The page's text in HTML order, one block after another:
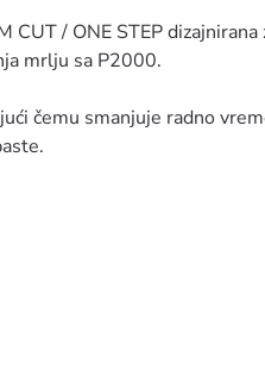
CUT / ONE STEP
mrlju sa P2000.
čemu smanjuje radno